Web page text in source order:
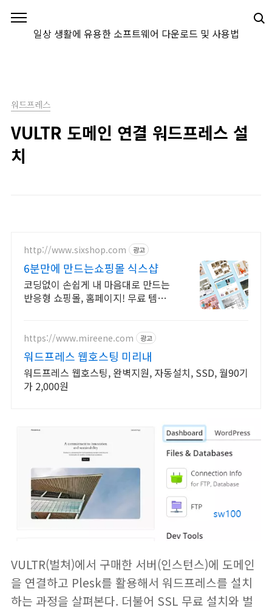
일상 생활에 유용한 소프트웨어 다운로드 및 사용법
워드프레스
VULTR 도메인 연결 워드프레스 설
치
http://www.sixshop.com 광고
6분만에 만드는쇼핑몰 식스샵
코딩없이 손쉽게 내 마음대로 만드는
반응형 쇼핑몰, 홈페이지! 무료 템플
https://www.mireene.com 광고
워드프레스 웹호스팅 미리내
워드프레스 웹호스팅, 완벽지원, 자동설치, SSD, 월90기
가 2,000원
VULTR(벌쳐)에서 구매한 서버(인스턴스)에 도메인
을 연결하고 Plesk를 활용해서 워드프레스를 설치
하는 과정을 살펴본다. 더불어 SSL 무료 설치와 벌